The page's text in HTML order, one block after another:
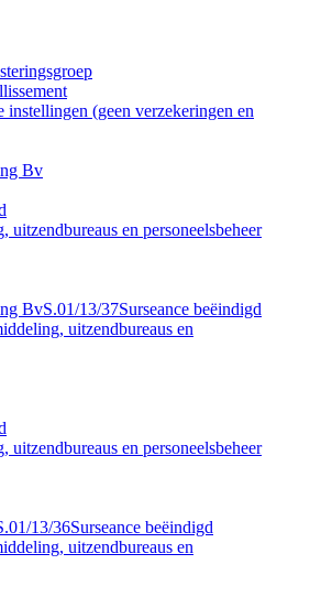
instellingen (geen verzekeringen en
Bv
uitzendbureaus en personeelsbeheer
BvS.01/13/37Surseance beëindigd
uitzendbureaus en
uitzendbureaus en personeelsbeheer
13/36Surseance beëindigd
uitzendbureaus en